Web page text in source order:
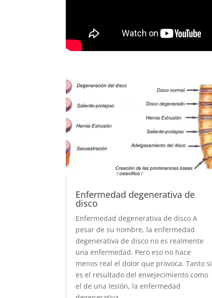
Enfermedad degenerativa de
disco
Enfermedad degenerativa de disco A
pesar de su nombre, la enfermedad
degenerativa de disco no es realmente
una enfermedad. Pero eso no hace
menos real el dolor que provoca. Tanto si
es el resultado del envejecimiento como
el de una lesión, la enfermedad